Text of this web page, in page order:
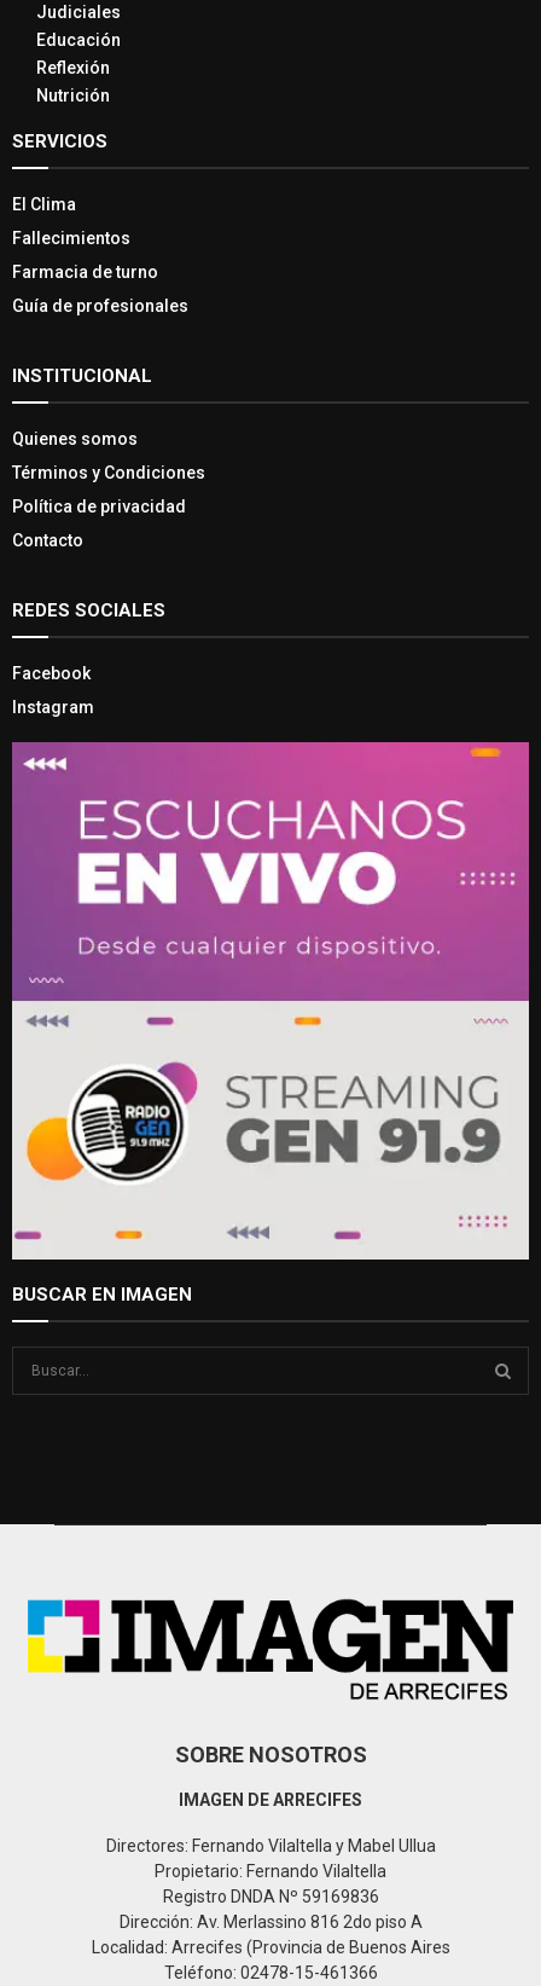
Judiciales
Educación
Reflexión
Nutrición
SERVICIOS
El Clima
Fallecimientos
Farmacia de turno
Guía de profesionales
INSTITUCIONAL
Quienes somos
Términos y Condiciones
Política de privacidad
Contacto
REDES SOCIALES
Facebook
Instagram
BUSCAR EN IMAGEN
SOBRE NOSOTROS
IMAGEN DE ARRECIFES
Directores: Fernando Vilaltella y Mabel Ullua
Propietario: Fernando Vilaltella
Registro DNDA Nº 59169836
Dirección: Av. Merlassino 816 2do piso A
Localidad: Arrecifes (Provincia de Buenos Aires
Teléfono: 02478-15-461366